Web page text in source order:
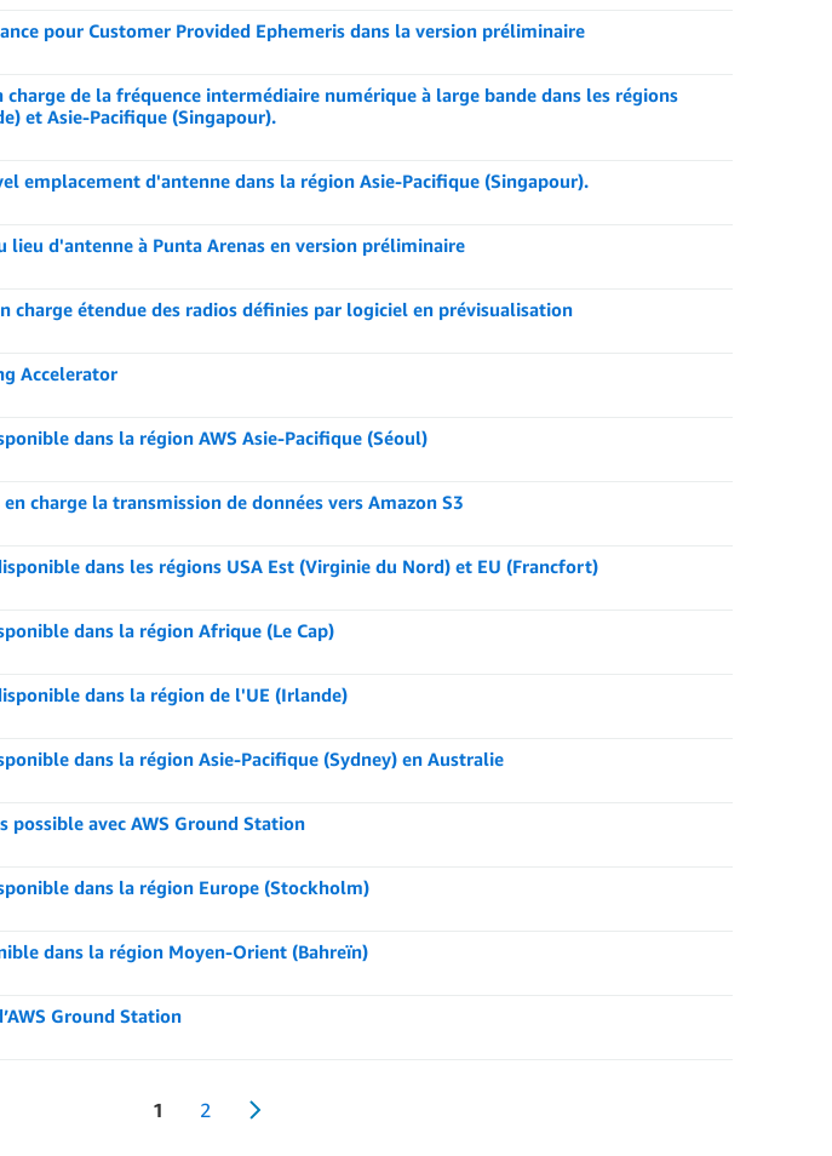
pour Customer Provided Ephemeris dans la version préliminaire
de la fréquence intermédiaire numérique à large bande dans les régions
et Asie-Pacifique (Singapour).
emplacement d'antenne dans la région Asie-Pacifique (Singapour).
lieu d'antenne à Punta Arenas en version préliminaire
charge étendue des radios définies par logiciel en prévisualisation
Accelerator
dans la région AWS Asie-Pacifique (Séoul)
charge la transmission de données vers Amazon S3
dans les régions USA Est (Virginie du Nord) et EU (Francfort)
dans la région Afrique (Le Cap)
dans la région de l'UE (Irlande)
dans la région Asie-Pacifique (Sydney) en Australie
avec AWS Ground Station
dans la région Europe (Stockholm)
dans la région Moyen-Orient (Bahreïn)
Ground Station
1 2